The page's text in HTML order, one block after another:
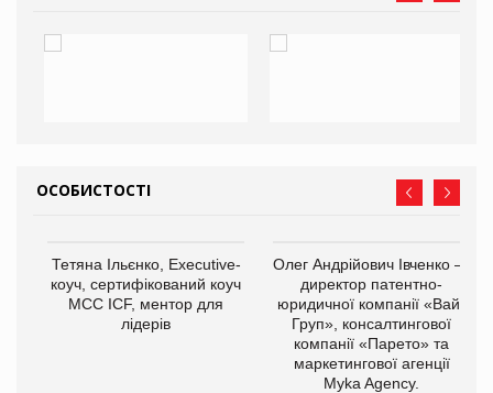
ОСОБИСТОСТІ
Тетяна Ільєнко, Executive-
коуч, сертифікований коуч
МСС ICF, ментор для
лідерів
Олег Андрійович Івченко —
директор патентно-
юридичної компанії «Вайз
Груп», консалтингової
компанії «Парето» та
маркетингової агенції
Myka Agency.